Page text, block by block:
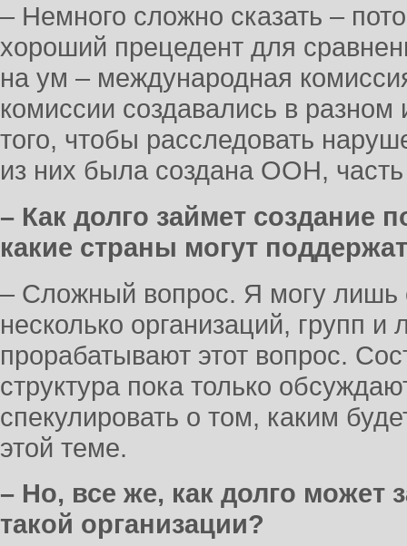
– Немного сложно сказать –
хороший прецедент для
на ум – международная
комиссии создавались в разном
того, чтобы расследовать
из них была создана ООН,
– Как долго займет создание
какие страны могут
– Сложный вопрос. Я могу лишь
несколько организаций, групп и
прорабатывают этот вопрос.
структура пока только
спекулировать о том, каким
этой теме.
– Но, все же, как долго может
такой организации?